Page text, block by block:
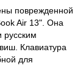
поврежденной
Air 13". Она
русским
Клавиатура
для